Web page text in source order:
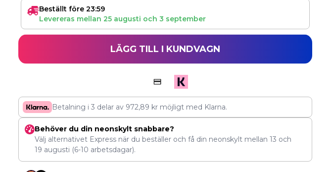
Beställt före 23:59
Levereras mellan 25 augusti och 3 september
LÄGG TILL I KUNDVAGN
Betalning i 3 delar av 972,89 kr möjligt med Klarna.
Behöver du din neonskylt snabbare?
Välj alternativet Express när du beställer och få din neonskylt mellan 13 och
19 augusti (6-10 arbetsdagar).